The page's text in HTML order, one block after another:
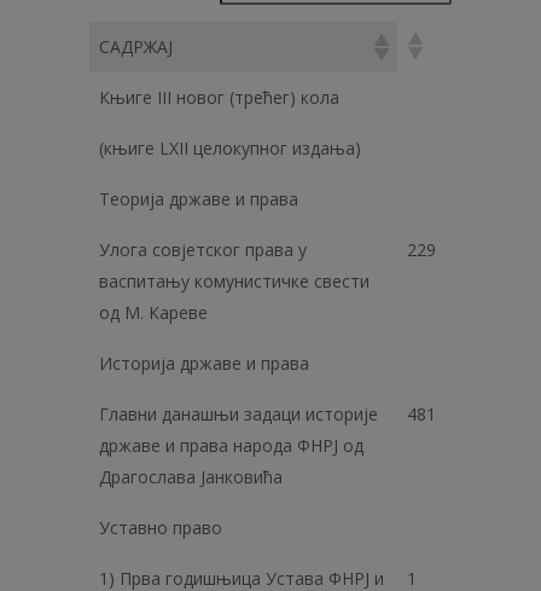
САДРЖАЈ
Књиге III новог (трећег) кола
(књиге LXII целокупног издања)
Теорија државе и права
Улога совјетског права у
васпитању комунистичке свести
од М. Кареве
229
Историја државе и права
Главни данашњи задаци историје
државе и права народа ФНРЈ од
Драгослава Јанковића
481
Уставно право
1) Прва годишњица Устава ФНРЈ и
1